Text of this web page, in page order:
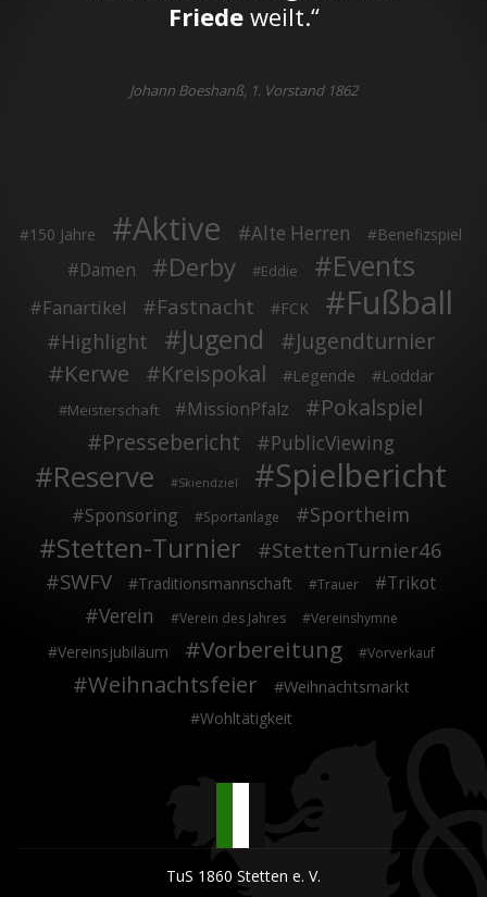
Friedeweilt.“
Johann Boeshanß, 1. Vorstand 1862
150 Jahre Aktive Alte Herren Benefizspiel
Damen Derby Eddie Events
Fanartikel Fastnacht FCK Fußball
Highlight Jugend Jugendturnier
Kerwe Kreispokal Legende Loddar
Meisterschaft MissionPfalz
Pokalspiel
Pressebericht
PublicViewing
Reserve Skiendziel Spielbericht
Sponsoring Sportanlage Sportheim
Stetten-Turnier
StettenTurnier46
SWFV
Traditionsmannschaft Trauer Trikot
Verein Verein des Jahres Vereinshymne
Vereinsjubiläum Vorbereitung Vorverkauf
Weihnachtsfeier Weihnachtsmarkt
Wohltätigkeit
TuS 1860 Stetten e. V.